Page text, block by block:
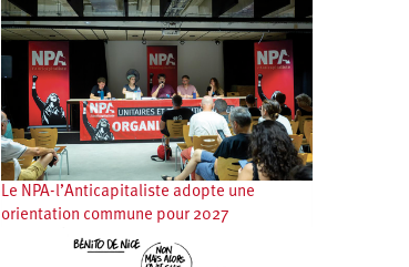
Le NPA-l’Anticapitaliste adopte une
orientation commune pour 2027